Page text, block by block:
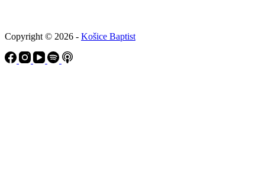
Copyright © 2026 - Košice Baptist